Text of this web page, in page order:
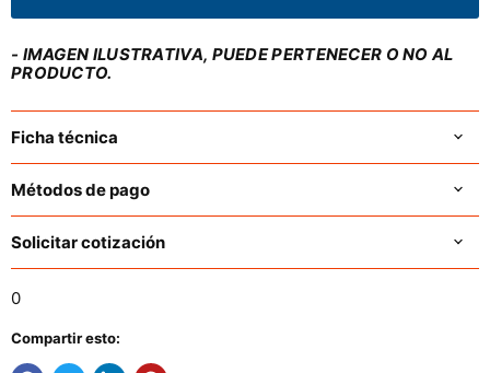
- IMAGEN ILUSTRATIVA, PUEDE PERTENECER O NO AL
PRODUCTO.
Ficha técnica
Métodos de pago
Solicitar cotización
0
Compartir esto: